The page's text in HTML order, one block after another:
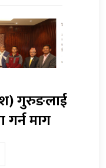
गुरुङलाई
गर्न माग